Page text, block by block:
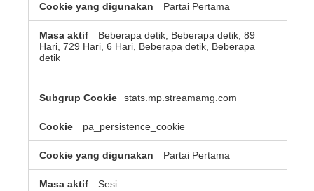
Partai Pertama
Beberapa detik, Beberapa detik, 89
Hari, 729 Hari, 6 Hari, Beberapa detik, Beberapa
detik
stats.mp.streamamg.com
pa_persistence_cookie
Partai Pertama
Sesi